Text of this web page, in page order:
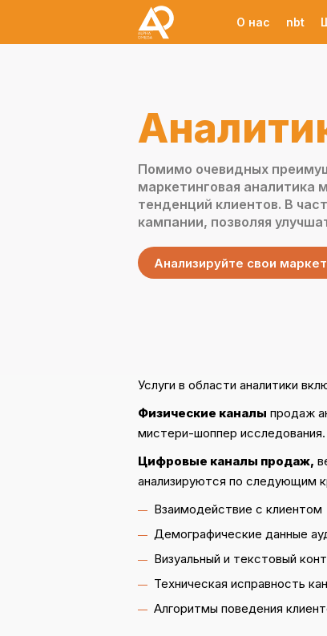
О нас nbt
Помимо очевидных
маркетинговая аналитика
тенденций клиентов. В
кампании, позволяя
Анализируйте свои
Услуги в области аналитики
Физические каналы продаж
мистери-шоппер исследования.
Цифровые каналы продаж,
анализируются по следующим
Взаимодействие с клиентом
Демографические данные
Визуальный и текстовый
Техническая исправность
Алгоритмы поведения